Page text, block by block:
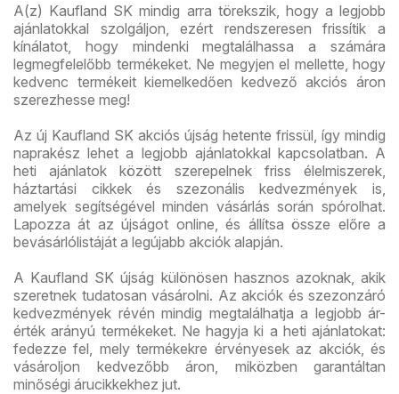
A(z) Kaufland SK mindig arra törekszik, hogy a legjobb
ajánlatokkal szolgáljon, ezért rendszeresen frissítik a
kínálatot, hogy mindenki megtalálhassa a számára
legmegfelelőbb termékeket. Ne megyjen el mellette, hogy
kedvenc termékeit kiemelkedően kedvező akciós áron
szerezhesse meg!
Az új Kaufland SK akciós újság hetente frissül, így mindig
naprakész lehet a legjobb ajánlatokkal kapcsolatban. A
heti ajánlatok között szerepelnek friss élelmiszerek,
háztartási cikkek és szezonális kedvezmények is,
amelyek segítségével minden vásárlás során spórolhat.
Lapozza át az újságot online, és állítsa össze előre a
bevásárlólistáját a legújabb akciók alapján.
A Kaufland SK újság különösen hasznos azoknak, akik
szeretnek tudatosan vásárolni. Az akciók és szezonzáró
kedvezmények révén mindig megtalálhatja a legjobb ár-
érték arányú termékeket. Ne hagyja ki a heti ajánlatokat:
fedezze fel, mely termékekre érvényesek az akciók, és
vásároljon kedvezőbb áron, miközben garantáltan
minőségi árucikkekhez jut.